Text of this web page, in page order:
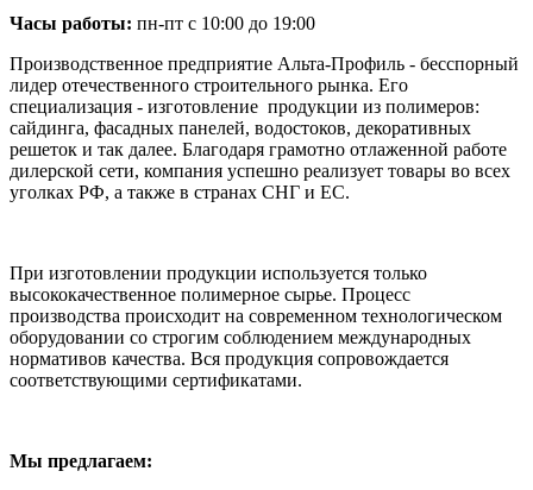
Часы работы: пн-пт с 10:00 до 19:00
Производственное предприятие Альта-Профиль - бесспорный
лидер отечественного строительного рынка. Его
специализация - изготовление продукции из полимеров:
сайдинга, фасадных панелей, водостоков, декоративных
решеток и так далее. Благодаря грамотно отлаженной работе
дилерской сети, компания успешно реализует товары во всех
уголках РФ, а также в странах СНГ и ЕС.
При изготовлении продукции используется только
высококачественное полимерное сырье. Процесс
производства происходит на современном технологическом
оборудовании со строгим соблюдением международных
нормативов качества. Вся продукция сопровождается
соответствующими сертификатами.
Мы предлагаем: